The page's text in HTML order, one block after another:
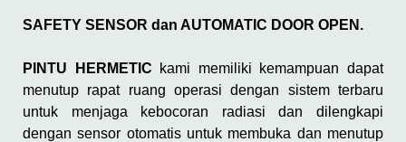
SAFETY SENSOR dan AUTOMATIC DOOR OPEN.
PINTU HERMETIC kami memiliki kemampuan dapat
menutup rapat ruang operasi dengan sistem terbaru
untuk menjaga kebocoran radiasi dan dilengkapi
dengan sensor otomatis untuk membuka dan menutup